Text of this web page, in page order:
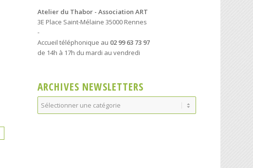
Atelier du Thabor - Association ART
3E Place Saint-Mélaine 35000 Rennes
-
Accueil téléphonique au 02 99 63 73 97
de 14h à 17h du mardi au vendredi
ARCHIVES NEWSLETTERS
Archives
Newsletters